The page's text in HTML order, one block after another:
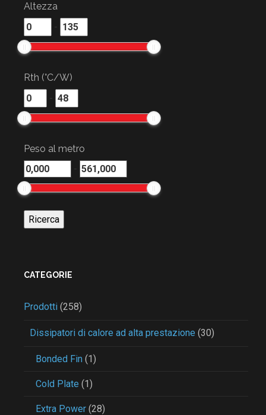
Altezza
-
Rth (°C/W)
-
Peso al metro
-
CATEGORIE
Prodotti (258)
Dissipatori di calore ad alta prestazione (30)
Bonded Fin (1)
Cold Plate (1)
Extra Power (28)